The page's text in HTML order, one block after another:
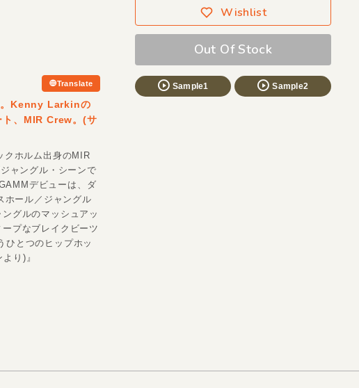
Translate
Wishlist
Out Of Stock
Sample1 Sample2
。Kenny Larkinの
ト、MIR Crew。(サ
クホルム出身のMIR
ャングル・シーンで
デビューは、ダ
ホール／ジャングル
グルのマッシュアッ
プなブレイクビーツ
ひとつのヒップホッ
り)』